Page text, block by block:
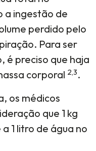
a ingestão de
perdido pelo
Para ser
é preciso que haja
corporal 2,3.
os médicos
que 1 kg
1 litro de água no